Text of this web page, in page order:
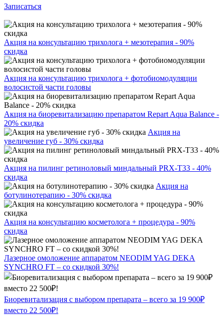
Записаться
Акция на консультацию трихолога + мезотерапия - 90%
скидка
Акция на консультацию трихолога + фотобиомодуляции
волосистой части головы
Акция на биоревитализацию препаратом Repart Aqua Balance -
20% скидка
Акция на
увеличение губ - 30% скидка
Акция на пилинг ретиноловый миндальный PRX-T33 - 40%
скидка
Акция на
ботулинотерапию - 30% скидка
Акция на консультацию косметолога + процедура - 90%
скидка
Лазерное омоложение аппаратом NEODIM YAG DEKA
SYNCHRO FT – со скидкой 30%!
Биоревитализация с выбором препарата – всего за 19 900₽
вместо 22 500₽!